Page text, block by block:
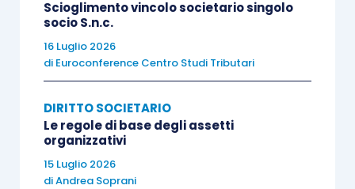
società prive di tali organi, dove le responsabilità
amministratori.
Unruolo determinante, in fase di
predisposizione e di adeguamento del sistema
avranno sicuramente i consulenti d’impresa
Scioglimento vincolo societario singolo
socio S.n.c.
16 Luglio 2026
di Euroconference Centro Studi Tributari
DIRITTO SOCIETARIO
Le regole di base degli assetti
organizzativi
15 Luglio 2026
diAndrea Soprani